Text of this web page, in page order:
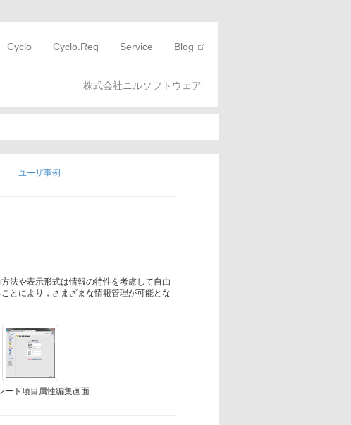
Cyclo Cyclo.Req Service Blog
株式会社ニルソフトウェア
ユーザ事例
法や表示形式は情報の特性を考慮して自由
とにより，さまざまな情報管理が可能とな
ート項目属性編集画面